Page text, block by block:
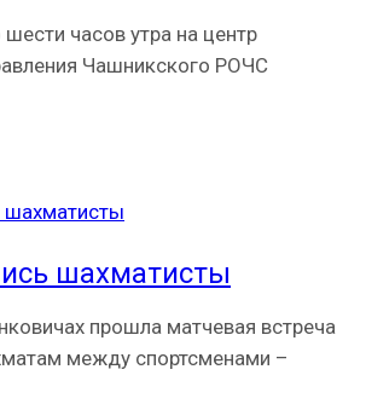
часов утра на центр
Чашникского РОЧС
шахматисты
прошла матчевая встреча
между спортсменами –